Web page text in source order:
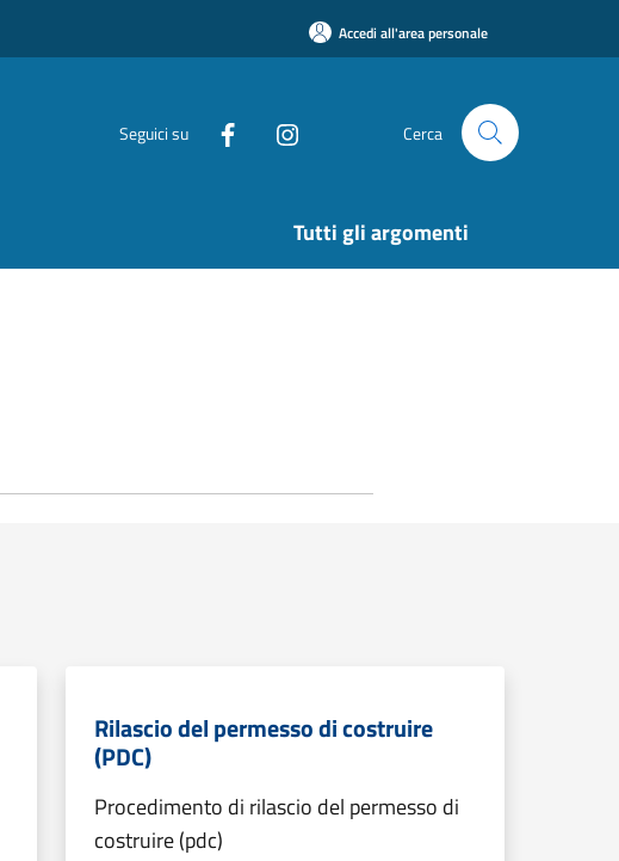
Accedi all'area personale
Seguici su Cerca
Tutti gli argomenti
Rilascio del permesso di costruire
(PDC)
Procedimento di rilascio del permesso di
costruire (pdc)